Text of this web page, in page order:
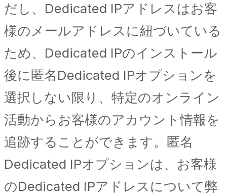
だし、Dedicated IPアドレスはお客
様のメールアドレスに紐づいている
ため、Dedicated IPのインストール
後に匿名Dedicated IPオプションを
選択しない限り、特定のオンライン
活動からお客様のアカウント情報を
追跡することができます。匿名
Dedicated IPオプションは、お客様
のDedicated IPアドレスについて弊